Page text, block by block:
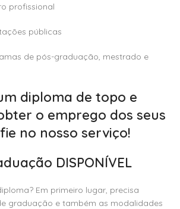
profissional
públicas
de pós-graduação, mestrado e
diploma de topo e
o emprego dos seus
no nosso serviço!
DISPONÍVEL
Em primeiro lugar, precisa
graduação e também as modalidades